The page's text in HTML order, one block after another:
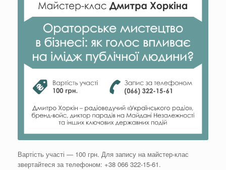
Вартість участі — 100 грн. Для запису на майстер-клас
звертайтеся за телефоном: +38 066 322-15-61.